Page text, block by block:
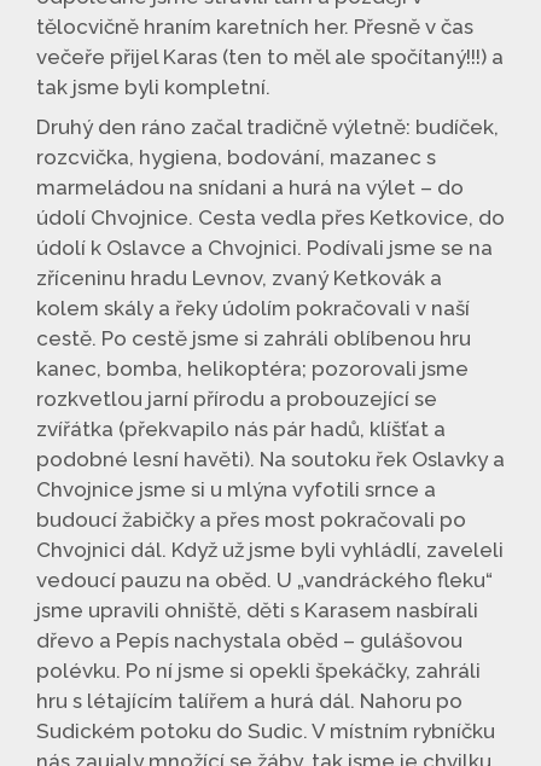
tělocvičně hraním karetních her. Přesně v čas
večeře přijel Karas (ten to měl ale spočítaný!!!) a
tak jsme byli kompletní.
Druhý den ráno začal tradičně výletně: budíček,
rozcvička, hygiena, bodování, mazanec s
marmeládou na snídani a hurá na výlet – do
údolí Chvojnice. Cesta vedla přes Ketkovice, do
údolí k Oslavce a Chvojnici. Podívali jsme se na
zříceninu hradu Levnov, zvaný Ketkovák a
kolem skály a řeky údolím pokračovali v naší
cestě. Po cestě jsme si zahráli oblíbenou hru
kanec, bomba, helikoptéra; pozorovali jsme
rozkvetlou jarní přírodu a probouzející se
zvířátka (překvapilo nás pár hadů, klíšťat a
podobné lesní havěti). Na soutoku řek Oslavky a
Chvojnice jsme si u mlýna vyfotili srnce a
budoucí žabičky a přes most pokračovali po
Chvojnici dál. Když už jsme byli vyhládlí, zaveleli
vedoucí pauzu na oběd. U „vandráckého fleku“
jsme upravili ohniště, děti s Karasem nasbírali
dřevo a Pepís nachystala oběd – gulášovou
polévku. Po ní jsme si opekli špekáčky, zahráli
hru s létajícím talířem a hurá dál. Nahoru po
Sudickém potoku do Sudic. V místním rybníčku